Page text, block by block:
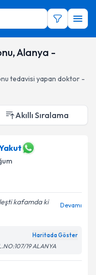
Alanya -
tedavisi yapan doktor -
Akıllı Sıralama
kafamda ki
Devamı
Haritada Göster
19 ALANYA